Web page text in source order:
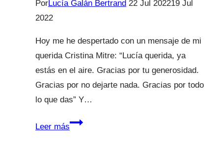
PorLucía Galán Bertrand 22 Jul 202219 Jul
2022
Hoy me he despertado con un mensaje de mi
querida Cristina Mitre: “Lucía querida, ya
estás en el aire. Gracias por tu generosidad.
Gracias por no dejarte nada. Gracias por todo
lo que das” Y…
Leer másPodcast